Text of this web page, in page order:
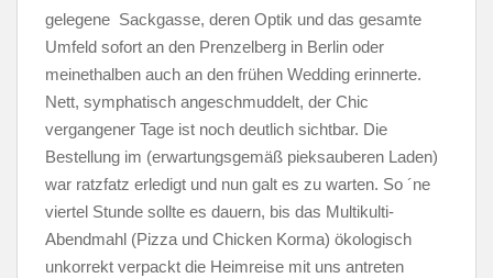
gelegene Sackgasse, deren Optik und das gesamte
Umfeld sofort an den Prenzelberg in Berlin oder
meinethalben auch an den frühen Wedding erinnerte.
Nett, symphatisch angeschmuddelt, der Chic
vergangener Tage ist noch deutlich sichtbar. Die
Bestellung im (erwartungsgemäß pieksauberen Laden)
war ratzfatz erledigt und nun galt es zu warten. So ´ne
viertel Stunde sollte es dauern, bis das Multikulti-
Abendmahl (Pizza und Chicken Korma) ökologisch
unkorrekt verpackt die Heimreise mit uns antreten